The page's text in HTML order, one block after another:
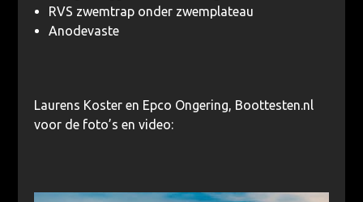
RVS zwemtrap onder zwemplateau
Anodevaste
Laurens Koster en Epco Ongering, Boottesten.nl
voor de foto’s en video: